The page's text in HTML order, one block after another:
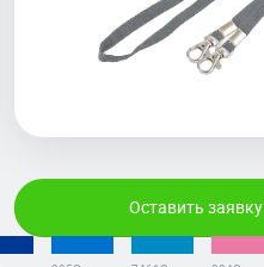
Оставить заявку